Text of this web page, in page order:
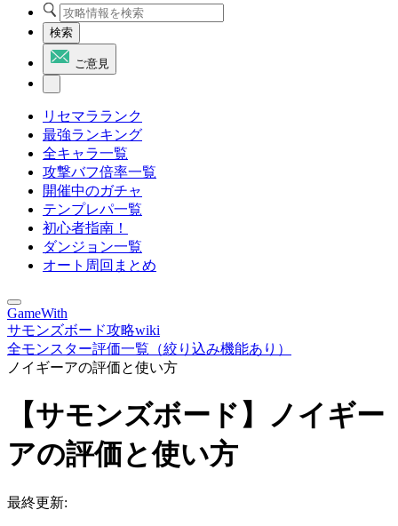
検索
ご意見
リセマラランク
最強ランキング
全キャラ一覧
攻撃バフ倍率一覧
開催中のガチャ
テンプレパ一覧
初心者指南！
ダンジョン一覧
オート周回まとめ
GameWith
サモンズボード攻略wiki
全モンスター評価一覧（絞り込み機能あり）
ノイギーアの評価と使い方
【サモンズボード】ノイギー
アの評価と使い方
最終更新: